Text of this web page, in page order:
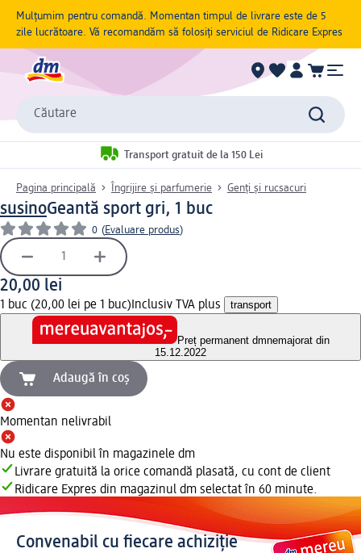
Mulțumim pentru comandă. Momentan timpul de livrare este de 5
zile lucrătoare. Vă recomandăm să folosiți serviciul de Ridicare Expres
Căutare
Transport gratuit de la 150 Lei
Pagina principală Îngrijire și parfumerie Genți și rucsacuri
susinoGeantă sport gri, 1 buc
0 (Evaluare produs)
20,00 lei
1 buc (20,00 lei pe 1 buc) Inclusiv TVA plus transport
Preț permanent dmnemajorat din
15.12.2022
Adaugă în coș
Momentan nelivrabil
Nu este disponibil în magazinele dm
Livrare gratuită la orice comandă plasată, cu cont de client
Ridicare Expres din magazinul dm selectat în 60 minute.
Convenabil cu fiecare achiziție